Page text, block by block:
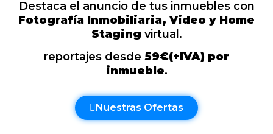
Destaca el anuncio de tus inmuebles con
Fotografía Inmobiliaria, Video y Home
Staging virtual.
reportajes desde 59€(+IVA) por
inmueble.
Nuestras Ofertas